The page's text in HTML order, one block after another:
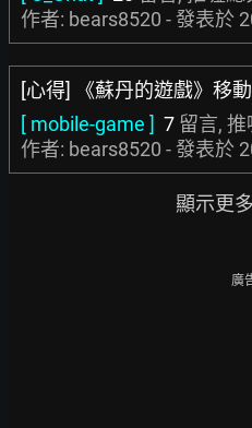
作者: bears8520 - 發表於
[心得] 《蘇丹的遊戲》移
[ mobile-game ] 7 留言,
作者: bears8520 - 發表於
顯示更
廣